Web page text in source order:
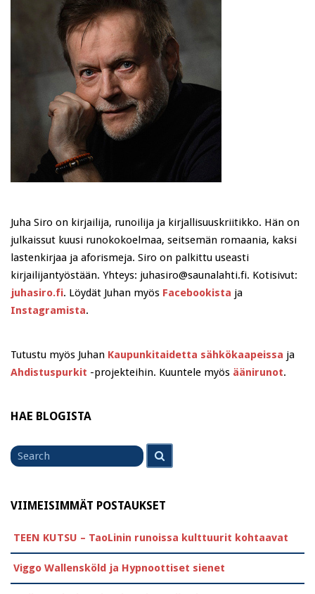
Juha Siro on kirjailija, runoilija ja kirjallisuuskriitikko. Hän on
julkaissut kuusi runokokoelmaa, seitsemän romaania, kaksi
lastenkirjaa ja aforismeja. Siro on palkittu useasti
kirjailijantyöstään. Yhteys: juhasiro@saunalahti.fi. Kotisivut:
juhasiro.fi. Löydät Juhan myös Facebookista ja
Instagramista.
Tutustu myös Juhan Kaupunkitaidetta sähkökaapeissa ja
Ahdistuspurkit -projekteihin. Kuuntele myös äänirunot.
HAE BLOGISTA
Search
for
VIIMEISIMMÄT POSTAUKSET
TEEN KUTSU – TaoLinin runoissa kulttuurit kohtaavat
Viggo Wallensköld ja Hypnoottiset sienet